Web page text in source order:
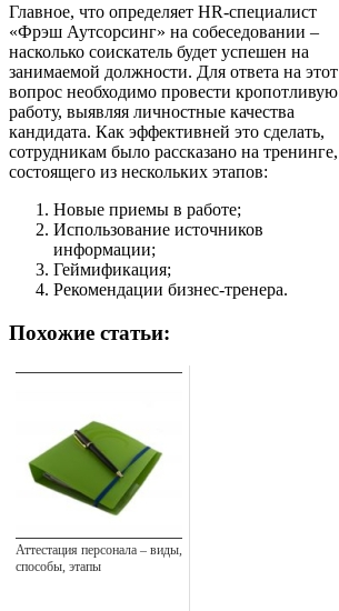
Главное, что определяет HR-специалист
«Фрэш Аутсорсинг» на собеседовании –
насколько соискатель будет успешен на
занимаемой должности. Для ответа на этот
вопрос необходимо провести кропотливую
работу, выявляя личностные качества
кандидата. Как эффективней это сделать,
сотрудникам было рассказано на тренинге,
состоящего из нескольких этапов:
Новые приемы в работе;
Использование источников
информации;
Геймификация;
Рекомендации бизнес-тренера.
Похожие статьи:
Аттестация персонала – виды,
способы, этапы